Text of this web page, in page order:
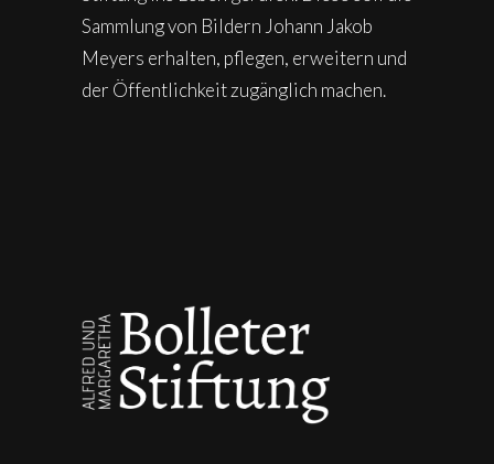
Sammlung von Bildern Johann Jakob
Meyers erhalten, pflegen, erweitern und
der Öffentlichkeit zugänglich machen.